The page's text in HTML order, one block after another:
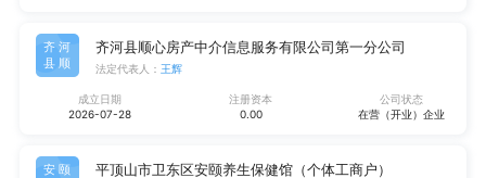
齐河
县顺
齐河县顺心房产中介信息服务有限公司第一分公司
法定代表人： 王辉
成立日期
2026-07-28
注册资本
0.00
公司状态
在营（开业）企业
安颐 平顶山市卫东区安颐养生保健馆（个体工商户）